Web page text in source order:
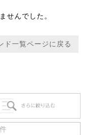
せんでした。
ド一覧ページに戻る